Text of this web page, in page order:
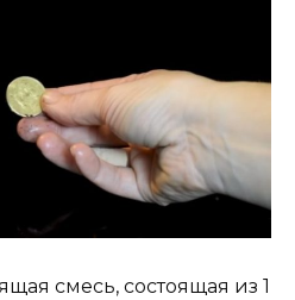
смесь, состоящая из 1